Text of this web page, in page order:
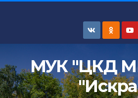
МУК "ЦКД